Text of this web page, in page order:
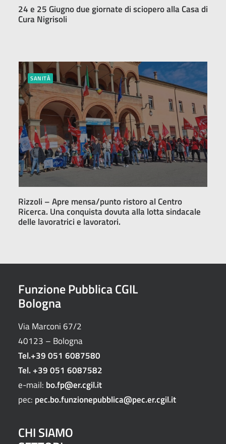
24 e 25 Giugno due giornate di sciopero alla Casa di
Cura Nigrisoli
SANITÀ
Rizzoli – Apre mensa/punto ristoro al Centro
Ricerca. Una conquista dovuta alla lotta sindacale
delle lavoratrici e lavoratori.
Funzione Pubblica CGIL
Bologna
Via Marconi 67/2
40123 – Bologna
Tel.+39 051 6087580
Tel. +39 051 6087582
e-mail: bo.fp@er.cgil.it
pec: pec.bo.funzionepubblica@pec.er.cgil.it
CHI SIAMO